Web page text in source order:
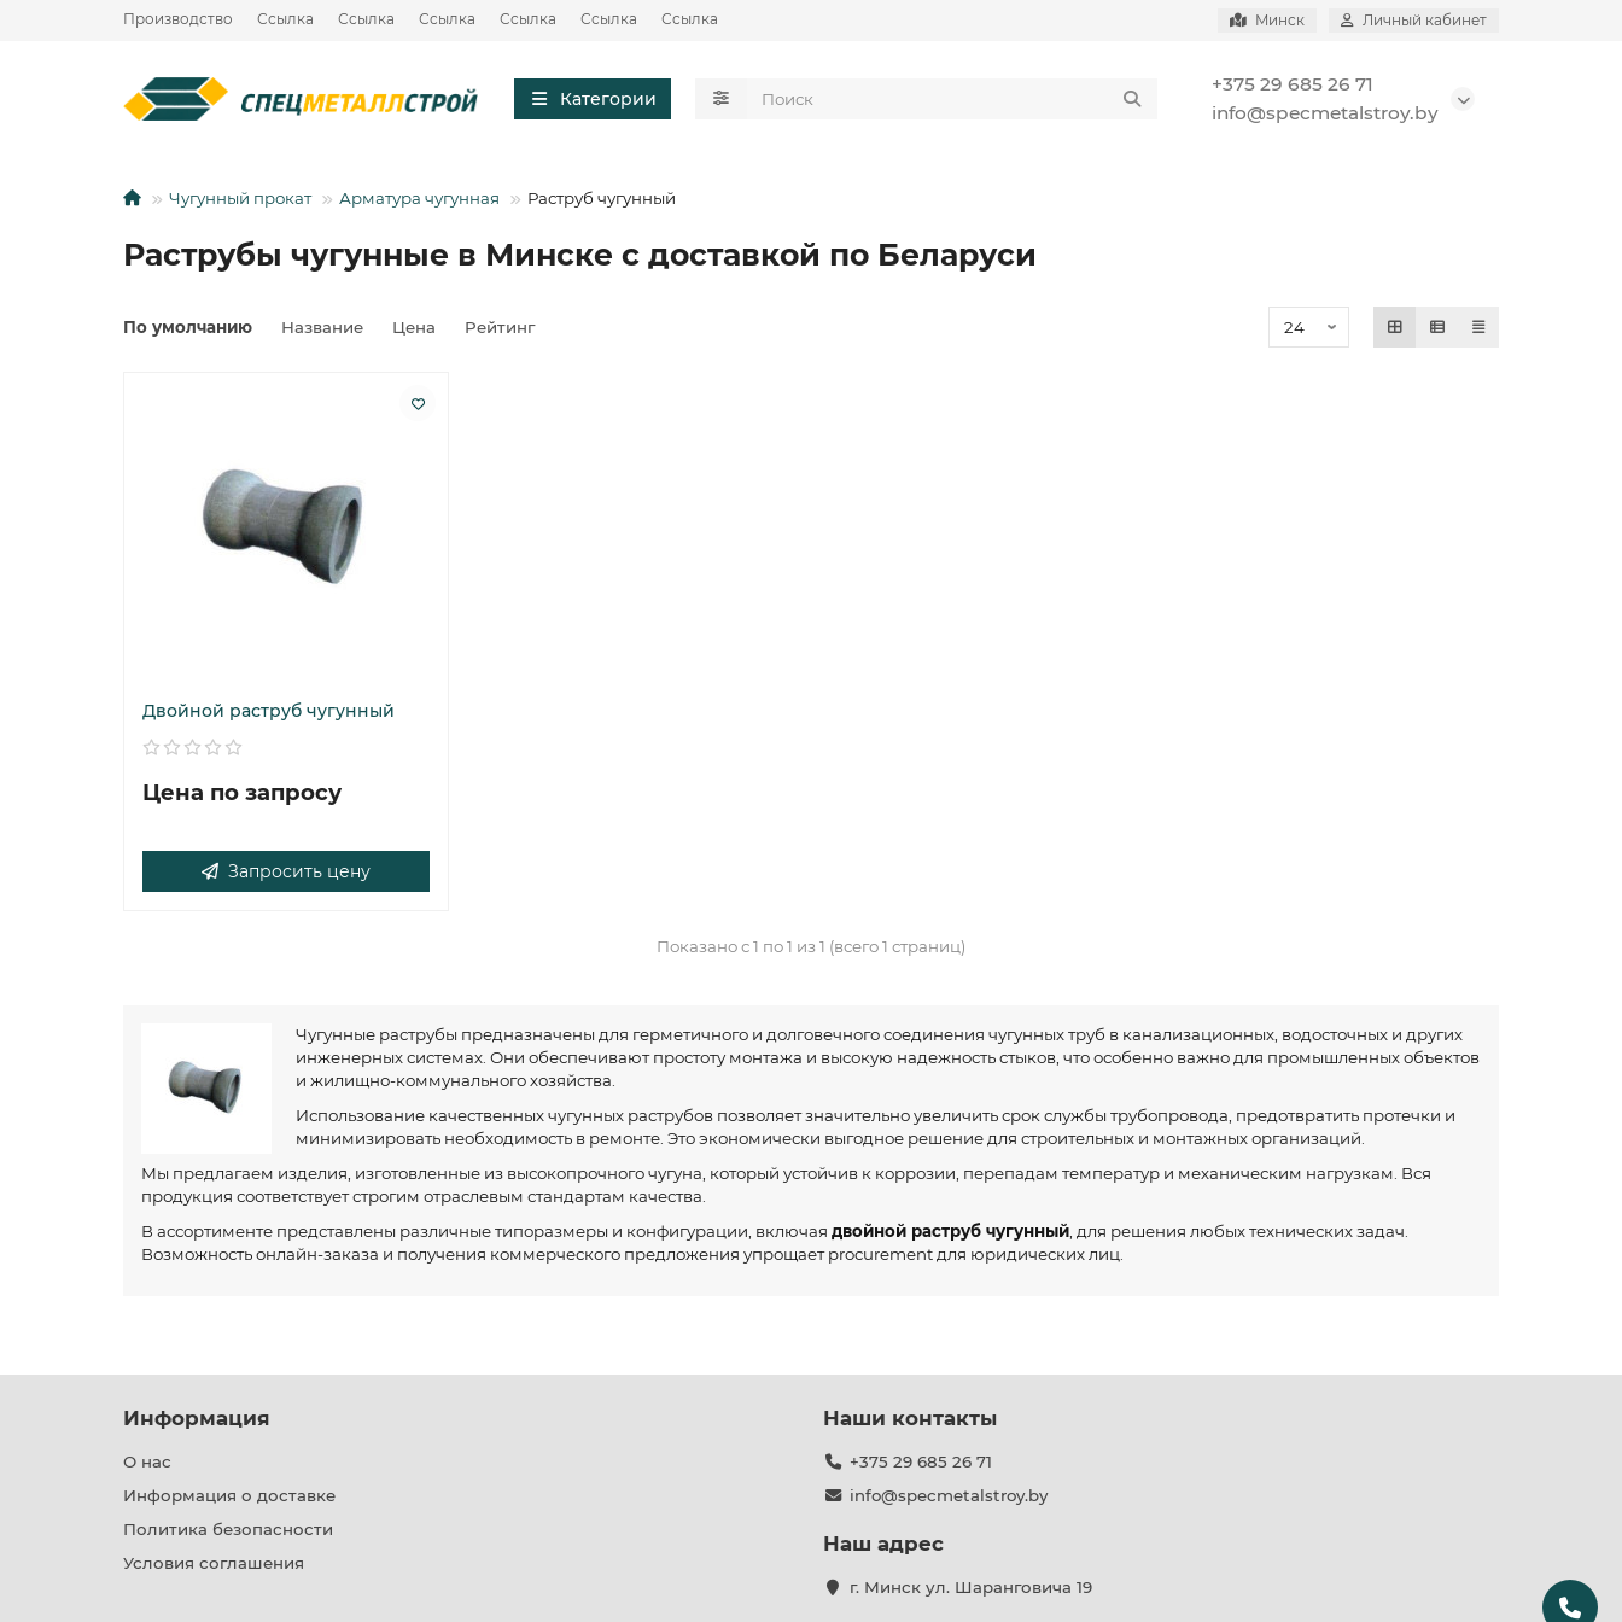
Производство Ссылка Ссылка Ссылка Ссылка Ссылка Ссылка Минск Личный кабинет
Категории
+375 29 685 26 71
info@specmetalstroy.by
Чугунный прокат Арматура чугунная Раструб чугунный
Раструбы чугунные в Минске с доставкой по Беларуси
По умолчанию Название Цена Рейтинг
Двойной раструб чугунный
Цена по запросу
Запросить цену
Показано с 1 по 1 из 1 (всего 1 страниц)
Чугунные раструбы предназначены для герметичного и долговечного соединения чугунных труб в канализационных, водосточных и других
инженерных системах. Они обеспечивают простоту монтажа и высокую надежность стыков, что особенно важно для промышленных объектов
и жилищно-коммунального хозяйства.
Использование качественных чугунных раструбов позволяет значительно увеличить срок службы трубопровода, предотвратить протечки и
минимизировать необходимость в ремонте. Это экономически выгодное решение для строительных и монтажных организаций.
Мы предлагаем изделия, изготовленные из высокопрочного чугуна, который устойчив к коррозии, перепадам температур и механическим нагрузкам. Вся
продукция соответствует строгим отраслевым стандартам качества.
В ассортименте представлены различные типоразмеры и конфигурации, включая двойной раструб чугунный , для решения любых технических задач.
Возможность онлайн-заказа и получения коммерческого предложения упрощает procurement для юридических лиц.
Информация
О нас
Информация о доставке
Политика безопасности
Условия соглашения
Наши контакты
+375 29 685 26 71
info@specmetalstroy.by
Наш адрес
г. Минск ул. Шаранговича 19